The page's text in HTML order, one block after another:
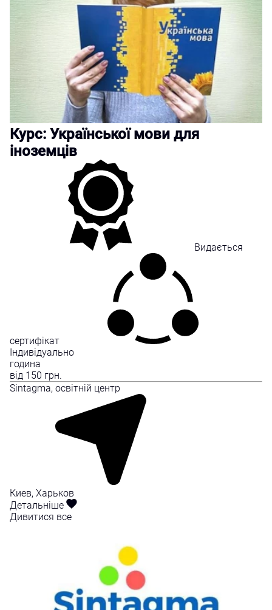
Курс: Української мови для
іноземців
Видається
сертифікат
Індивідуально
година
від 150 грн.
Sintagma, освітній центр
Киев, Харьков
Детальніше
Дивитися все